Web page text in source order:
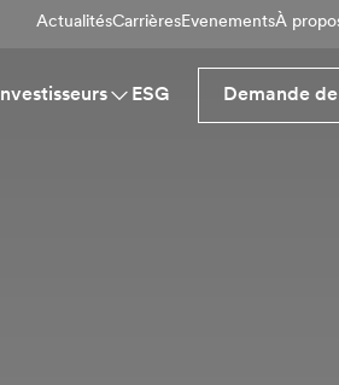
ActualitésCarrièresEvenementsÀ
Investisseurs ESG Demande